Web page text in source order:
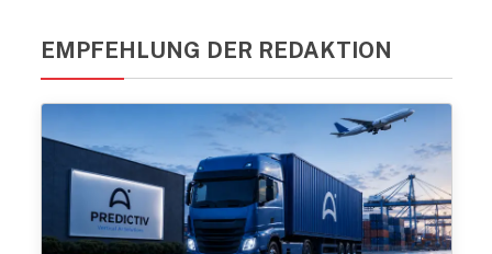
EMPFEHLUNG DER REDAKTION